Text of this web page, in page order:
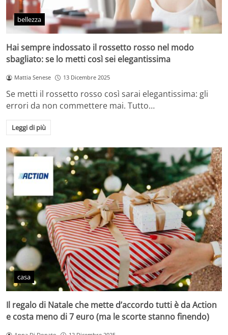
bellezza
Hai sempre indossato il rossetto rosso nel modo
sbagliato: se lo metti così sei elegantissima
Mattia Senese 13 Dicembre 2025
Se metti il rossetto rosso così sarai elegantissima: gli
errori da non commettere mai. Tutto…
Leggi di più
casa
Il regalo di Natale che mette d’accordo tutti è da Action
e costa meno di 7 euro (ma le scorte stanno finendo)